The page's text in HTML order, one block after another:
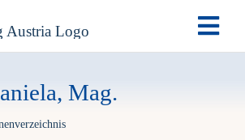
Mag.